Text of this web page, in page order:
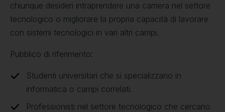
chiunque desideri intraprendere una carriera nel settore
tecnologico o migliorare la propria capacità di lavorare
con sistemi tecnologici in vari altri campi.
Pubblico di riferimento:
Studenti universitari che si specializzano in
informatica o campi correlati.
Professionisti nel settore tecnologico che cercano